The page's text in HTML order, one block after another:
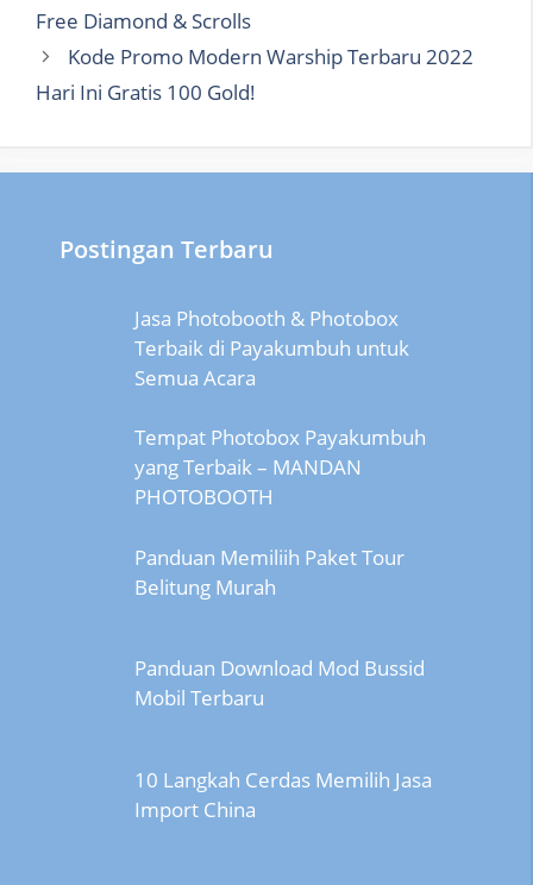
Free Diamond & Scrolls
Kode Promo Modern Warship Terbaru 2022
Hari Ini Gratis 100 Gold!
Postingan Terbaru
Jasa Photobooth & Photobox
Terbaik di Payakumbuh untuk
Semua Acara
Tempat Photobox Payakumbuh
yang Terbaik – MANDAN
PHOTOBOOTH
Panduan Memiliih Paket Tour
Belitung Murah
Panduan Download Mod Bussid
Mobil Terbaru
10 Langkah Cerdas Memilih Jasa
Import China